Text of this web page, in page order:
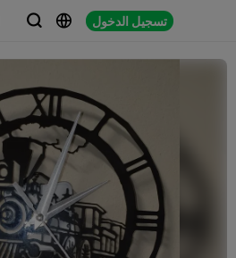
  تسجيل الدخول
 